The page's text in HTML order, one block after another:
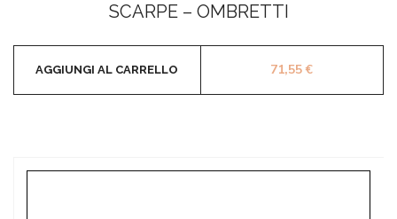
su
5
SCARPE – OMBRETTI
71,55€
AGGIUNGI AL CARRELLO